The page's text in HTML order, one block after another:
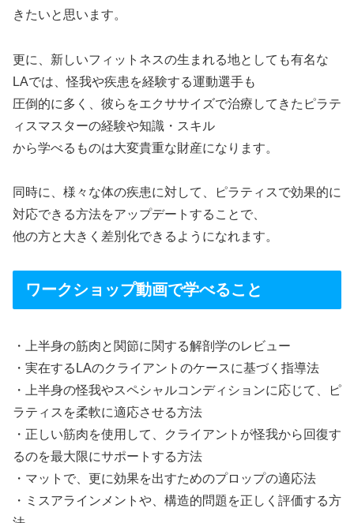
きたいと思います。
更に、新しいフィットネスの生まれる地としても有名な
LAでは、怪我や疾患を経験する運動選手も
圧倒的に多く、彼らをエクササイズで治療してきたピラテ
ィスマスターの経験や知識・スキル
から学べるものは大変貴重な財産になります。
同時に、様々な体の疾患に対して、ピラティスで効果的に
対応できる方法をアップデートすることで、
他の方と大きく差別化できるようになれます。
ワークショップ動画で学べること
・上半身の筋肉と関節に関する解剖学のレビュー
・実在するLAのクライアントのケースに基づく指導法
・上半身の怪我やスペシャルコンディションに応じて、ピ
ラティスを柔軟に適応させる方法
・正しい筋肉を使用して、クライアントが怪我から回復す
るのを最大限にサポートする方法
・マットで、更に効果を出すためのプロップの適応法
・ミスアラインメントや、構造的問題を正しく評価する方